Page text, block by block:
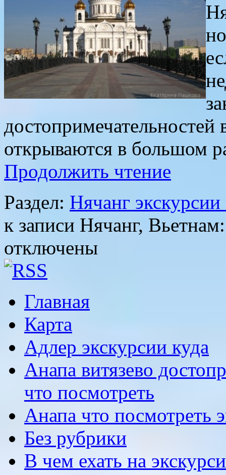
достопримечательностей
открываются в большом
Продолжить чтение
Раздел: Нячанг
к записи Нячанг,
отключены
Главная
Карта
Адлер экскурсии куда
Анапа витязево
что посмотреть
Анапа что посмотреть
Без рубрики
В чем ехать на